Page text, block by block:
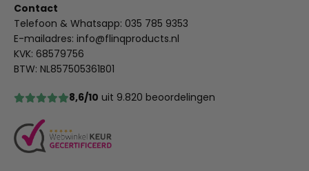
Contact
Telefoon & Whatsapp: 035 785 9353
E-mailadres: info@flinqproducts.nl
KVK: 68579756
BTW: NL857505361B01
8,6/10 uit 9.820 beoordelingen